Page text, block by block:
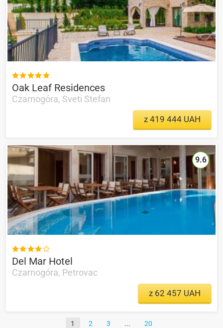

Oak Leaf Residences
Czarnogóra, Sveti Stefan
z 419 444 UAH

Del Mar Hotel
Czarnogóra, Petrovac
9.6
z 62 457 UAH
1 2 3 20